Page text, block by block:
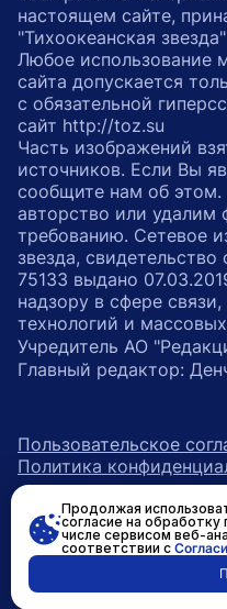
настоящем сайте,
"Тихоокеанская звезда"
Любое использование
сайта допускается
с обязательной
сайт http://toz.su
Часть изображений
источников. Если Вы
сообщите нам об
авторство или
требованию. Сетевое
звезда,
75133 выдано
надзору в сфере
технологий и
Учредитель АО
Главный редактор:
Пользовательское
Политика
возрастное
Продолжая
согласие на
числе сервисом веб-
соответствии с